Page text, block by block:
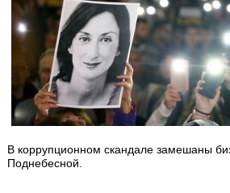
В коррупционном скандале замешаны
Поднебесной.